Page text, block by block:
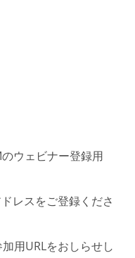
ウェビナー登録用
レスをご登録くださ
用URLをおしらせし